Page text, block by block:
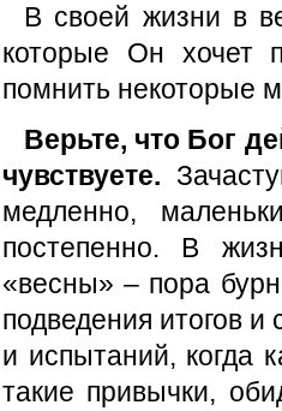
В своей жизни в
которые Он хочет
помнить некоторые
Верьте, что Бог
чувствуете.
медленно,
постепенно. В
«весны» – пора
подведения итогов
и испытаний, когда
такие привычки,